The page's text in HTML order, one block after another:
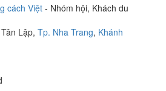
cách Việt- Nhóm hội, Khách du
Lập, Tp. Nha Trang, Khánh